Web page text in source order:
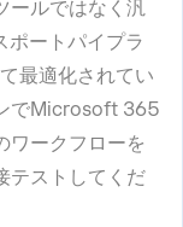
ールではなく汎
ポートパイプラ
最適化されてい
でMicrosoft 365
ワークフローを
テストしてくだ